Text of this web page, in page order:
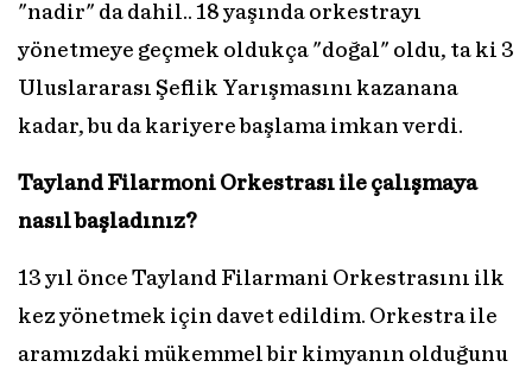
"nadir" da dahil.. 18 yaşında orkestrayı
yönetmeye geçmek oldukça "doğal" oldu, ta ki 3
Uluslararası Şeflik Yarışmasını kazanana
kadar, bu da kariyere başlama imkan verdi.
Tayland Filarmoni Orkestrası ile çalışmaya
nasıl başladınız?
13 yıl önce Tayland Filarmani Orkestrasını ilk
kez yönetmek için davet edildim. Orkestra ile
aramızdaki mükemmel bir kimyanın olduğunu